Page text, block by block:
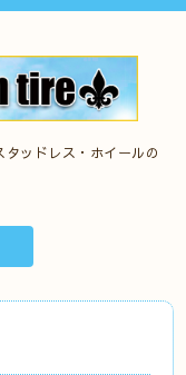
ッドレス・ホイールの